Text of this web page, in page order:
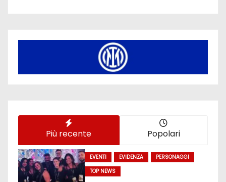
Più recente Popolari
EVENTI EVIDENZA
PERSONAGGI
TOP NEWS